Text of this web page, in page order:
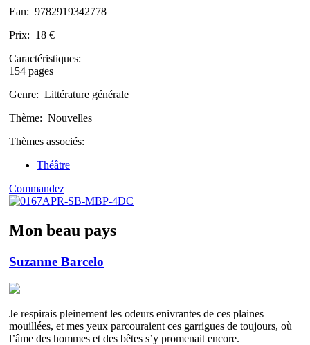
Ean: 9782919342778
Prix: 18 €
Caractéristiques:
154 pages
Genre: Littérature générale
Thème: Nouvelles
Thèmes associés:
Théâtre
Commandez
Mon beau pays
Suzanne Barcelo
Je respirais pleinement les odeurs enivrantes de ces plaines
mouillées, et mes yeux parcouraient ces garrigues de toujours, où
l’âme des hommes et des bêtes s’y promenait encore.